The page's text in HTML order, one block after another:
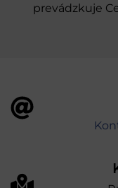
prevádzkuje